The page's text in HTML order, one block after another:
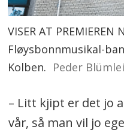
VISER AT PREMIEREN
Fløysbonnmusikal-
Kolben. Peder
– Litt kjipt er det jo
vår, så man vil jo